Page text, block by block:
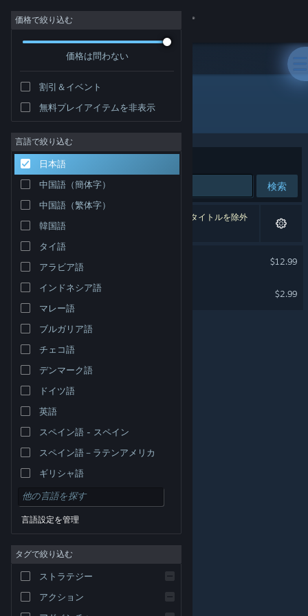
サインイン
コミュニティ
詳細
サポート
言語を変更
Steamモバイルアプリを入手
デスクトップウェブサイトを表示
© Valve Corporation. All rights reserved. 商標はすべて米
国およびその他の国の各社が所有します。
用規約| 返金| Cookie
価格で絞り込む
価格は問わない
割引＆イベント
無料プレイアイテムを非表示
言語で絞り込む
日本語
中国語（簡体字）
中国語（繁体字）
韓国語
タイ語
アラビア語
インドネシア語
マレー語
ブルガリア語
チェコ語
デンマーク語
ドイツ語
英語
スペイン語 - スペイン
スペイン語－ラテンアメリカ
ギリシャ語
言語設定を管理
タグで絞り込む
ストラテジー
アクション
パブリッシャー: Glitchr Studio
並べ替え 適合性
検索
2件が検索に一致します。 個人設定に基づき、1タイトルを除外
しました。
$12.99
Sky Sanctuary
$2.99